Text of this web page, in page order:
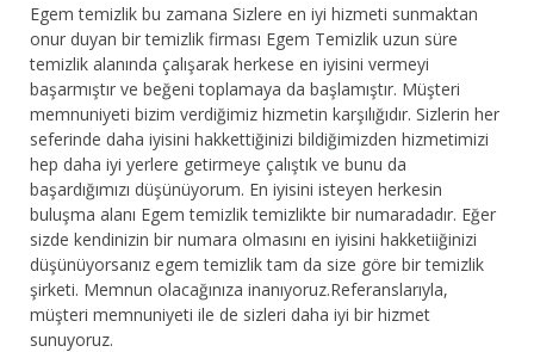
Egem temizlik bu zamana Sizlere en iyi hizmeti sunmaktan
onur duyan bir temizlik firması Egem Temizlik uzun süre
temizlik alanında çalışarak herkese en iyisini vermeyi
başarmıştır ve beğeni toplamaya da başlamıştır. Müşteri
memnuniyeti bizim verdiğimiz hizmetin karşılığıdır. Sizlerin her
seferinde daha iyisini hakkettiğinizi bildiğimizden hizmetimizi
hep daha iyi yerlere getirmeye çalıştık ve bunu da
başardığımızı düşünüyorum. En iyisini isteyen herkesin
buluşma alanı Egem temizlik temizlikte bir numaradadır. Eğer
sizde kendinizin bir numara olmasını en iyisini hakketiiğinizi
düşünüyorsanız egem temizlik tam da size göre bir temizlik
şirketi. Memnun olacağınıza inanıyoruz.Referanslarıyla,
müşteri memnuniyeti ile de sizleri daha iyi bir hizmet
sunuyoruz.